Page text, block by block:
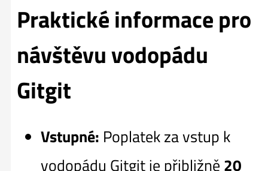
Praktické informace pro
návštěvu vodopádu
Gitgit
Vstupné: Poplatek za vstup k
vodopádu Gitgit je přibližně 20